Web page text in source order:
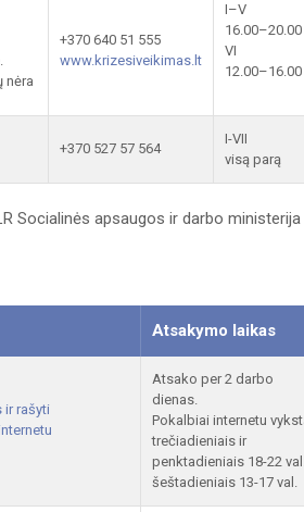
nėra
+370 640 51 555
www.krizesiveikimas.lt
I–V
16.00–20.00
VI
12.00–16.00
+370 527 57 564
I-VII
visą parą
Socialinės apsaugos ir darbo ministerija
Atsakymo laikas
ir rašyti
Atsako per 2 darbo
dienas.
Pokalbiai internetu
trečiadieniais ir
penktadieniais 18-22
šeštadieniais 13-17 val.